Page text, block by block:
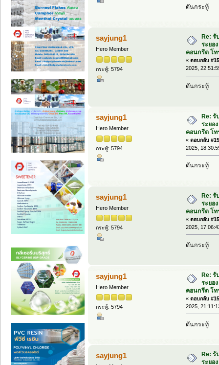
ดันกระทู้
sayjung1
Hero Member
กระทู้: 5794
Re:
ระยอ
คอนกรีต โท
« ตอบกลับ
2025,
ดันกระทู้
sayjung1
Hero Member
กระทู้: 5794
Re: รั
ระยอ
คอนกรีต โท
« ตอบกลับ
2025,
ดันกระทู้
sayjung1
Hero Member
กระทู้: 5794
Re: รั
ระยอ
คอนกรีต โท
« ตอบกลับ
2025,
ดันกระทู้
sayjung1
Hero Member
กระทู้: 5794
Re: รั
ระยอ
คอนกรีต โท
« ตอบกลับ
2025,
ดันกระทู้
sayjung1
Re:
ระยอ